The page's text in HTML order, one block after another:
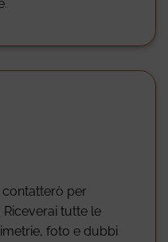
contatterò per
tutte le
foto e dubbi